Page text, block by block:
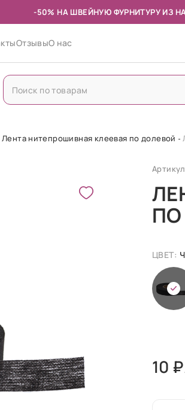
-50% НА ШВЕЙНУЮ ФУРНИТУРУ ИЗ
ОтзывыО нас
Лента нитепрошивная клеевая по долевой
ЦВЕТ:
10